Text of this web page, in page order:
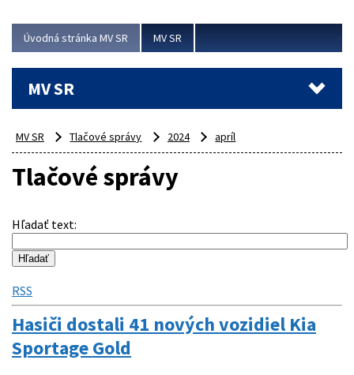
Úvodná stránka MV SR MV SR
MV SR
MV SR Tlačové správy 2024 apríl
Tlačové správy
Hľadať text:
RSS
Hasiči dostali 41 nových vozidiel Kia
Sportage Gold